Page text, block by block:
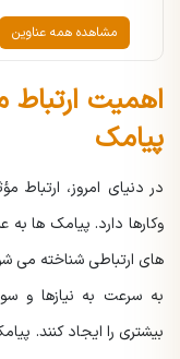
مشاهده همه عناوین
اهمیت ارتباط
پیامک
در دنیای امروز،
وکارها دارد. پیامک ها
های ارتباطی شناخته می
به سرعت به نیازها و
بیشتری را ایجاد کنند.